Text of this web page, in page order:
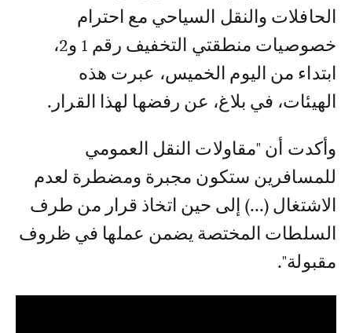
الحافلات والنقل السياحي مع احترام
خصوصيات منطقتي التخفيف رقم 1 و2،
ابتداء من اليوم الخميس، عبرت هذه
الهيئات، في بلاغ، عن رفضها لهذا القرار.
وأكدت أن "مقاولات النقل العمومي
للمسافرين ستكون مجبرة ومضطرة لعدم
الاشتغال (...) إلى حين اتخاذ قرار من طرف
السلطات المختصة يضمن عملها في ظروف
مقبولة".